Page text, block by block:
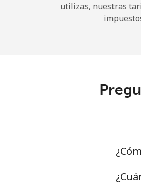
utilizas, nuestras